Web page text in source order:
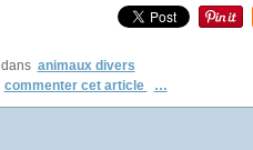
dans animaux divers
commenter cet article
…